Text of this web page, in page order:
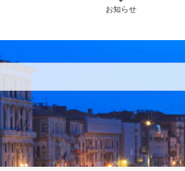
お知らせ